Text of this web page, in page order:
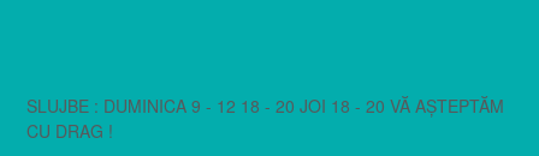
SLUJBE : DUMINICA 9 - 12 18 - 20 JOI 18 - 20 VĂ AȘTEPTĂM
CU DRAG !